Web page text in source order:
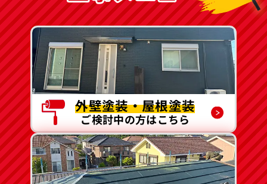
外壁塗装・屋根塗装
ご検討中の方はこちら